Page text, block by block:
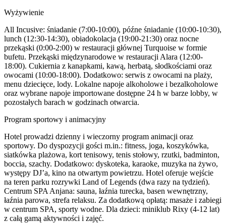
Wyżywienie
All Incusive: śniadanie (7:00-10:00), późne śniadanie (10:00-10:30),
lunch (12:30-14:30), obiadokolacja (19:00-21:30) oraz nocne
przekąski (0:00-2:00) w restauracji głównej Turquoise w formie
bufetu. Przekąski międzynarodowe w restauracji Alara (12:00-
18:00). Cukiernia z kanapkami, kawą, herbatą, słodkościami oraz
owocami (10:00-18:00). Dodatkowo: serwis z owocami na plaży,
menu dziecięce, lody. Lokalne napoje alkoholowe i bezalkoholowe
oraz wybrane napoje importowane dostępne 24 h w barze lobby, w
pozostałych barach w godzinach otwarcia.
Program sportowy i animacyjny
Hotel prowadzi dzienny i wieczorny program animacji oraz
sportowy. Do dyspozycji gości m.in.: fitness, joga, koszykówka,
siatkówka plażowa, kort tenisowy, tenis stołowy, rzutki, badminton,
boccia, szachy. Dodatkowo: dyskoteka, karaoke, muzyka na żywo,
występy DJ’a, kino na otwartym powietrzu. Hotel oferuje wejście
na teren parku rozrywki Land of Legends (dwa razy na tydzień).
Centrum SPA Anjana: sauna, łaźnia turecka, basen wewnętrzny,
łaźnia parowa, strefa relaksu. Za dodatkową opłatą: masaże i zabiegi
w centrum SPA, sporty wodne. Dla dzieci: miniklub Rixy (4-12 lat)
z całą gamą aktywności i zajęć.